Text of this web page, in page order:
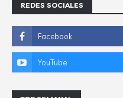
REDES SOCIALES